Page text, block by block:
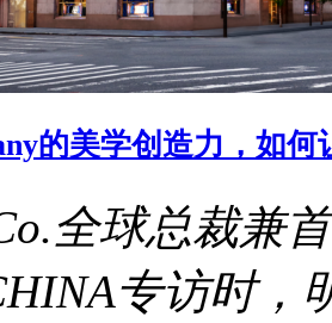
的美学创造力，如何
全球总裁兼
专访时